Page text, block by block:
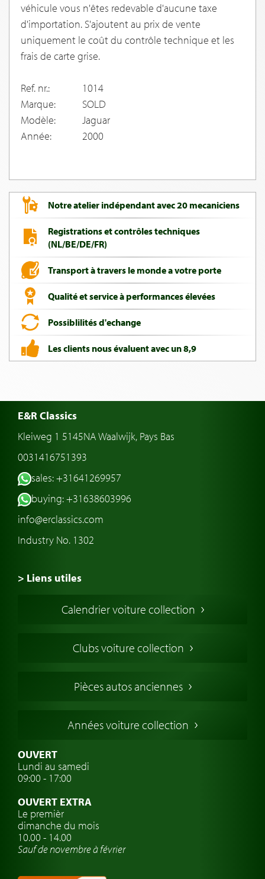
véhicule vous n'êtes redevable d'aucune taxe
d'importation. S'ajoutent au prix de vente
uniquement le coût du contrôle technique et les
frais de carte grise.
Ref. nr.:
1014
Marque:
SOLD
Modèle:
Jaguar
Année:
2000
Notre atelier indépendant avec 20 mecaniciens
Registrations et contrôles techniques
(NL/BE/DE/FR)
Transport à travers le monde a votre porte
Qualité et service à performances élevées
Possiblilités d'echange
Les clients nous évaluent avec un 8,9
E&R Classics
Kleiweg 1 5145NA Waalwijk, Pays Bas
0031416751393
sales: +31641269957
buying: +31638603996
info@erclassics.com
Industry No. 1302
> Liens utiles
Voiture Collection Europe
Voitures Anglaises
Voitures Allemandes
Voitures Suédoises
Assurance voiture de collection
Clubs de voitures classiques
Atelier de voitures anciennes
Montres de marque de voiture
Calendrier voiture collection
Clubs voiture collection
Pièces autos anciennes
Années voiture collection
OUVERT
Lundi au samedi
09:00 - 17:00
OUVERT EXTRA
Le premièr
dimanche du mois
10.00 - 14.00
Sauf de novembre à février